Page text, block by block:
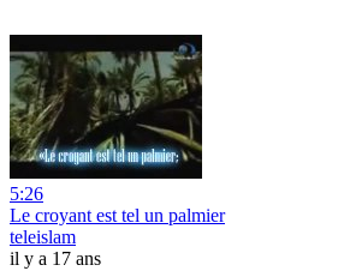
5:26
Le croyant est tel un palmier
teleislam
il y a 17 ans